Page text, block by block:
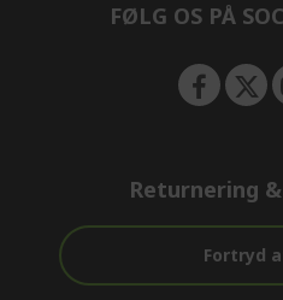
FØLG OS PÅ
Returnering
Fortryd